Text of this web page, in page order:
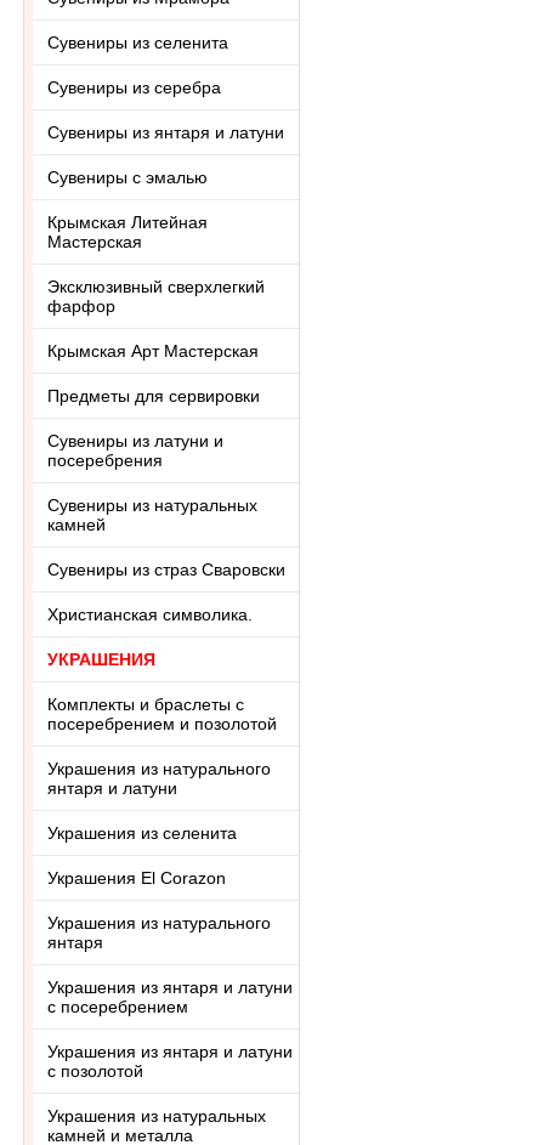
Сувениры из селенита
Сувениры из серебра
Сувениры из янтаря и латуни
Сувениры с эмалью
Крымская Литейная
Мастерская
Эксклюзивный сверхлегкий
фарфор
Крымская Арт Мастерская
Предметы для сервировки
Сувениры из латуни и
посеребрения
Сувениры из натуральных
камней
Сувениры из страз Сваровски
Христианская символика.
УКРАШЕНИЯ
Комплекты и браслеты с
посеребрением и позолотой
Украшения из натурального
янтаря и латуни
Украшения из селенита
Украшения El Corazon
Украшения из натурального
янтаря
Украшения из янтаря и латуни
с посеребрением
Украшения из янтаря и латуни
с позолотой
Украшения из натуральных
камней и металла